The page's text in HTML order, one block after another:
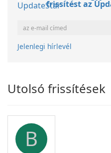
frissítést az
Jelenlegi hírlevél
Utolsó frissítések
B